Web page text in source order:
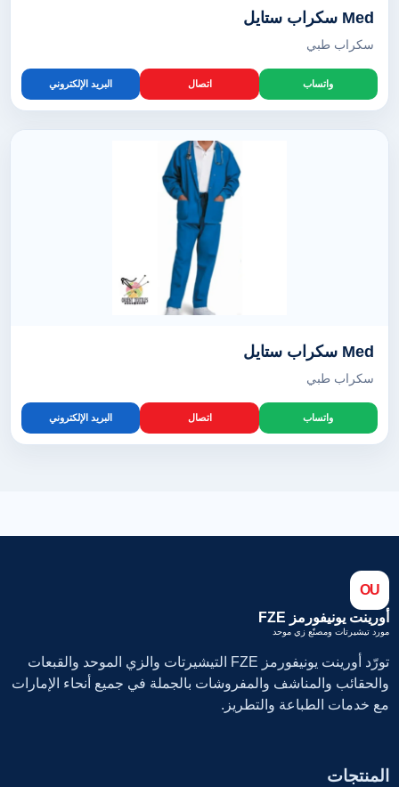
Med سكراب ستايل
سكراب طبي
واتساب اتصال البريد الإلكتروني
Med سكراب ستايل
سكراب طبي
واتساب اتصال البريد الإلكتروني
OU
أورينت يونيفورمز FZE
مورد تيشيرتات ومصنّع زي موحد
تورّد أورينت يونيفورمز FZE التيشيرتات والزي الموحد والقبعات
والحقائب والمناشف والمفروشات بالجملة في جميع أنحاء الإمارات
مع خدمات الطباعة والتطريز.
المنتجات